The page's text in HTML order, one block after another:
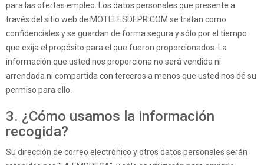
para las ofertas empleo. Los datos personales que presente a
través del sitio web de MOTELESDEPR.COM se tratan como
confidenciales y se guardan de forma segura y sólo por el tiempo
que exija el propósito para el que fueron proporcionados. La
información que usted nos proporciona no será vendida ni
arrendada ni compartida con terceros a menos que usted nos dé su
permiso para ello.
3. ¿Cómo usamos la información
recogida?
Su dirección de correo electrónico y otros datos personales serán